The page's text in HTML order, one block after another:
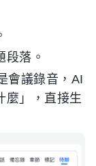
段落。
會議錄音，AI
麼」，直接生